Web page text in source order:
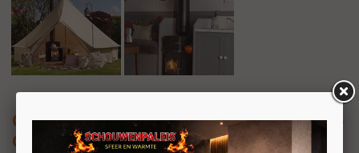
Charlton & Jenrick Go Eco Adventurer 5
Outdoor kachel